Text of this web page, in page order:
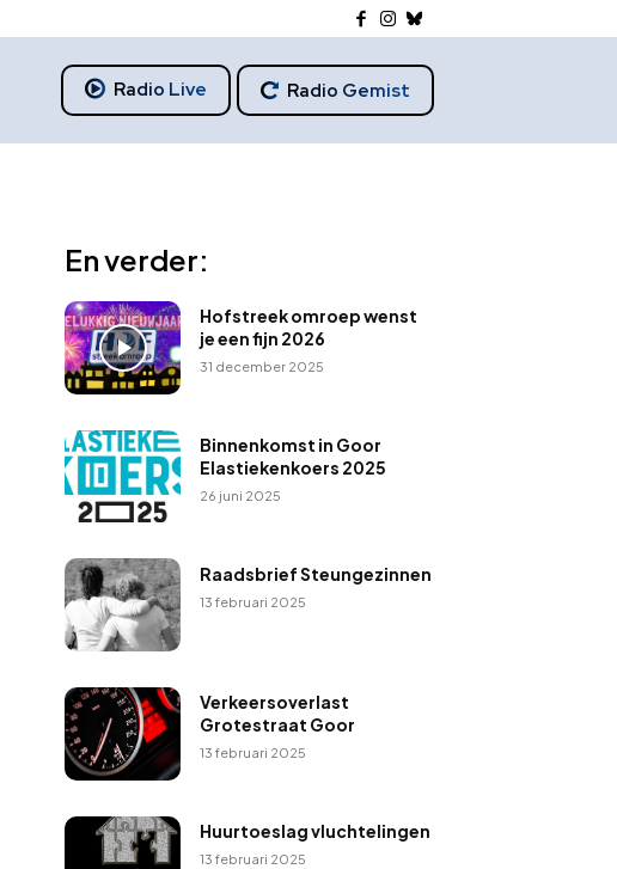
Radio Live Radio Gemist
En verder:
Hofstreek omroep wenst
je een fijn 2026
31 december 2025
Binnenkomst in Goor
Elastiekenkoers 2025
26 juni 2025
Raadsbrief Steungezinnen
13 februari 2025
Verkeersoverlast
Grotestraat Goor
13 februari 2025
Huurtoeslag vluchtelingen
13 februari 2025